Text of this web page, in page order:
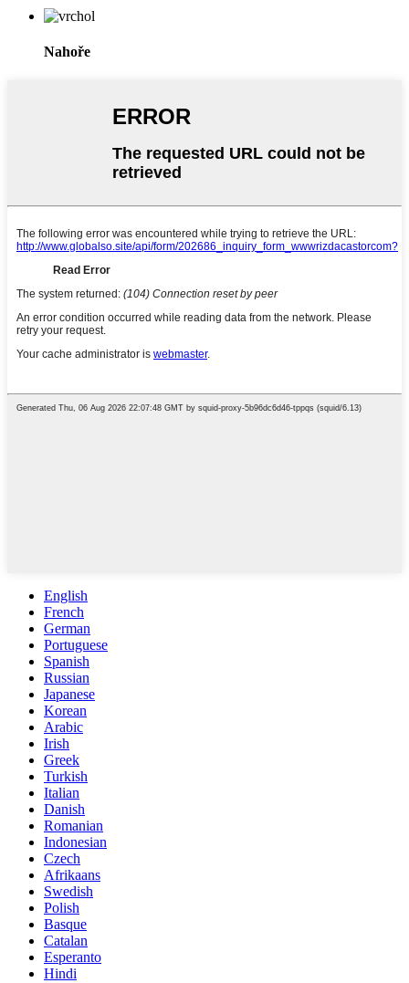
Nahoře
English
French
German
Portuguese
Spanish
Russian
Japanese
Korean
Arabic
Irish
Greek
Turkish
Italian
Danish
Romanian
Indonesian
Czech
Afrikaans
Swedish
Polish
Basque
Catalan
Esperanto
Hindi